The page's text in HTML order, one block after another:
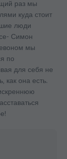
раз мы
куда стоит
люди
Симон
мы
по
для себя не
как она есть.